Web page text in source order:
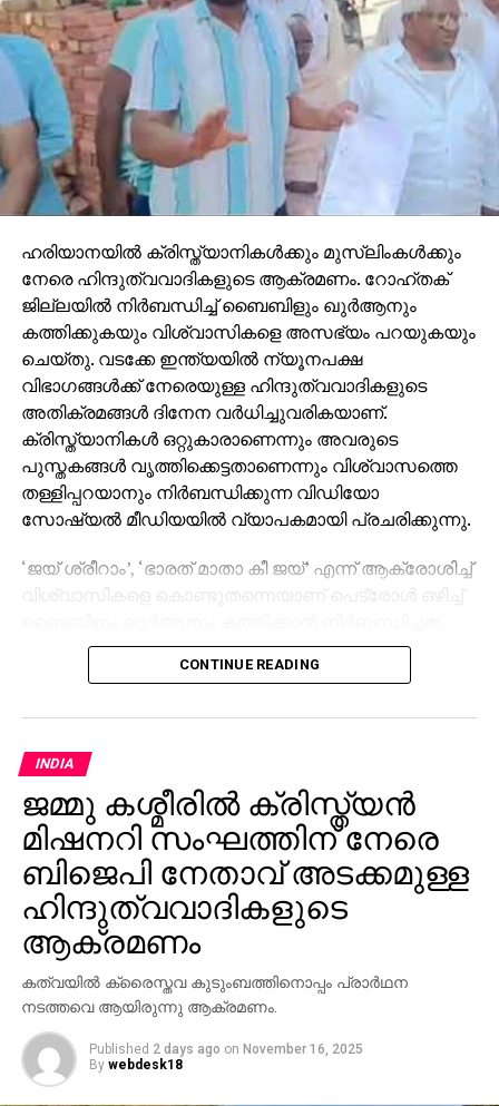
ഹരിയാനയില്‍ ക്രിസ്ത്യാനികള്‍ക്കും മുസ്‌ലിംകള്‍ക്കും
നേരെ ഹിന്ദുത്വവാദികളുടെ ആക്രമണം. റോഹ്തക്
ജില്ലയില്‍ നിര്‍ബന്ധിച്ച് ബൈബിളും ഖുര്‍ആനും
കത്തിക്കുകയും വിശ്വാസികളെ അസഭ്യം പറയുകയും
ചെയ്തു. വടക്കേ ഇന്ത്യയില്‍ ന്യൂനപക്ഷ
വിഭാഗങ്ങള്‍ക്ക് നേരെയുള്ള ഹിന്ദുത്വവാദികളുടെ
അതിക്രമങ്ങള്‍ ദിനേന വര്‍ധിച്ചുവരികയാണ്.
ക്രിസ്ത്യാനികള്‍ ഒറ്റുകാരാണെന്നും അവരുടെ
പുസ്തകങ്ങള്‍ വൃത്തിക്കെട്ടതാണെന്നും വിശ്വാസത്തെ
തള്ളിപ്പറയാനും നിര്‍ബന്ധിക്കുന്ന വിഡിയോ
സോഷ്യല്‍ മീഡിയയില്‍ വ്യാപകമായി പ്രചരിക്കുന്നു.
‘ജയ് ശ്രീറാം’, ‘ഭാരത് മാതാ കീ ജയ്’ എന്ന് ആക്രോശിച്ച്
വിശ്വാസികളെ കൊണ്ടുതന്നെയാണ് പെട്രോള്‍ ഒഴിച്ച്
വിശ്വാസികള്‍ പ്രാര്‍ഥിക്കുന്ന ഇടങ്ങള്‍
ആക്രമിക്കുകയും അതിക്രമ വാര്‍ത്തകളുടെ
CONTINUE READING
INDIA
ജമ്മു കശ്മീരില്‍ ക്രിസ്ത്യന്‍
മിഷനറി സംഘത്തിന് നേരെ
ബിജെപി നേതാവ് അടക്കമുള്ള
ഹിന്ദുത്വവാദികളുടെ
ആക്രമണം
കത്വയില്‍ ക്രൈസ്തവ കുടുംബത്തിനൊപ്പം പ്രാര്‍ഥന
നടത്തവെ ആയിരുന്നു ആക്രമണം.
Published 2 days ago on November 16, 2025
By webdesk18